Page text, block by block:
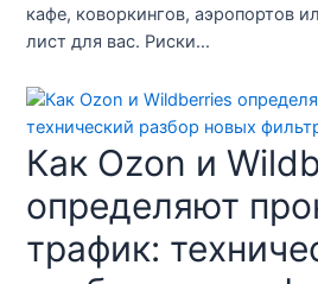
кафе, коворкингов, аэропортов
лист для вас. Риски…
Как Ozon и
определяют
трафик: